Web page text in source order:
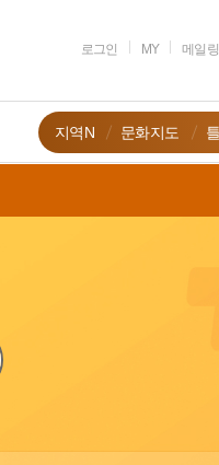
로그인 MY 메일
지역N 문화지도